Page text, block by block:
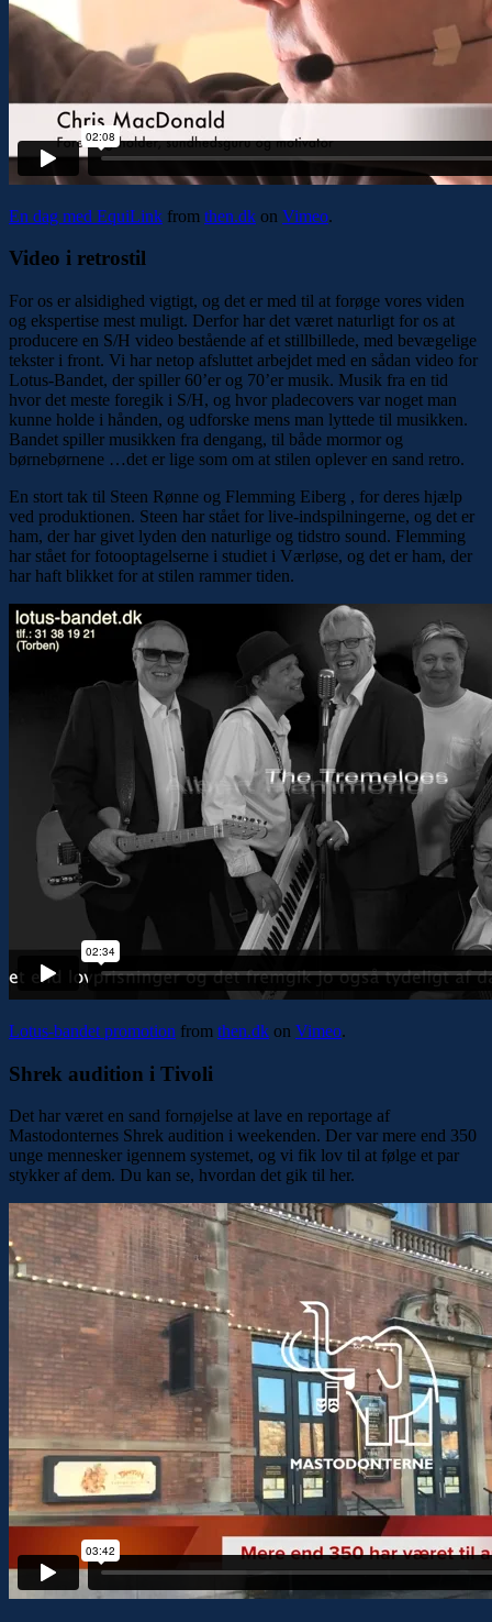
En dag med EquiLink from then.dk on Vimeo.
Video i retrostil
For os er alsidighed vigtigt, og det er med til at forøge vores viden
og ekspertise mest muligt. Derfor har det været naturligt for os at
producere en S/H video bestående af et stillbillede, med bevægelige
tekster i front. Vi har netop afsluttet arbejdet med en sådan video for
Lotus-Bandet, der spiller 60’er og 70’er musik. Musik fra en tid
hvor det meste foregik i S/H, og hvor pladecovers var noget man
kunne holde i hånden, og udforske mens man lyttede til musikken.
Bandet spiller musikken fra dengang, til både mormor og
børnebørnene …det er lige som om at stilen oplever en sand retro.
En stort tak til Steen Rønne og Flemming Eiberg , for deres hjælp
ved produktionen. Steen har stået for live-indspilningerne, og det er
ham, der har givet lyden den naturlige og tidstro sound. Flemming
har stået for fotooptagelserne i studiet i Værløse, og det er ham, der
har haft blikket for at stilen rammer tiden.
Lotus-bandet promotion from then.dk on Vimeo.
Shrek audition i Tivoli
Det har været en sand fornøjelse at lave en reportage af
Mastodonternes Shrek audition i weekenden. Der var mere end 350
unge mennesker igennem systemet, og vi fik lov til at følge et par
stykker af dem. Du kan se, hvordan det gik til her.